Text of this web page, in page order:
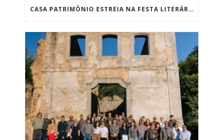
CASA PATRIMÔNIO ESTREIA NA FESTA LITERÁRIA DE PARATY COM SUCESSO DE PÚBLICO E RECEBE QUASE 2 MIL PESSOAS